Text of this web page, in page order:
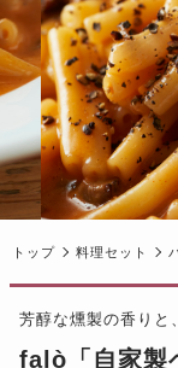
トップ 料理セット
芳醇な燻製の香りと
falò「自家製